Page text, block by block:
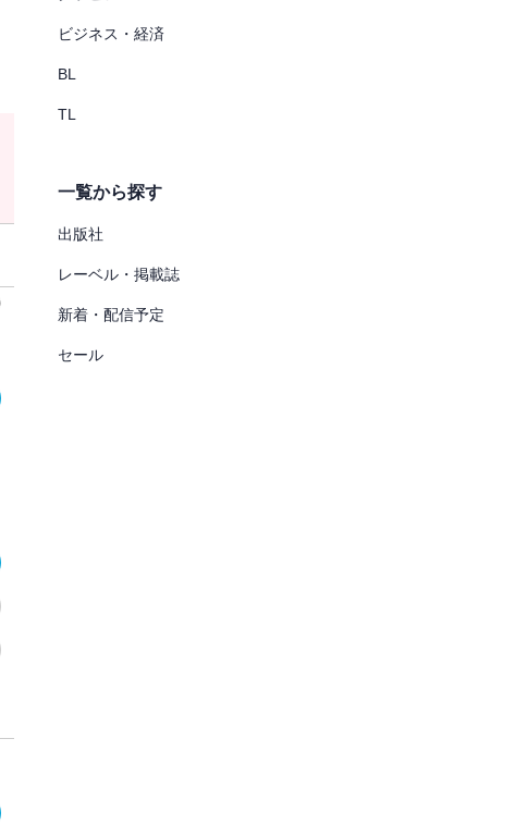
ビジネス・経済
BL
TL
一覧から探す
出版社
レーベル・掲載誌
新着・配信予定
セール